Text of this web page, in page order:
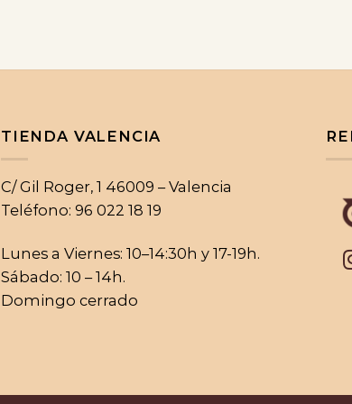
TIENDA VALENCIA
C/ Gil Roger, 1 46009 – Valencia
Teléfono: 96 022 18 19
Lunes a Viernes: 10–14:30h y 17-19h.
Sábado: 10 – 14h.
Domingo cerrado